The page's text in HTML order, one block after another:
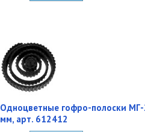
Одноцветные гофро-полоски
мм, арт. 612412